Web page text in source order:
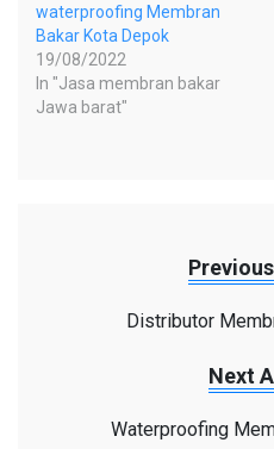
waterproofing Membran
Bakar Kota Depok
19/08/2022
In "Jasa membran bakar
Jawa barat"
Distributor
Next
Waterproofing